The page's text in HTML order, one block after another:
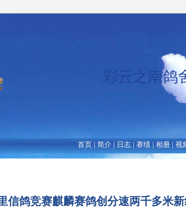
彩云之南鸽
首页 简介 日志 赛绩 相册 视
信鸽竞赛麒麟赛鸽创分速两千多米